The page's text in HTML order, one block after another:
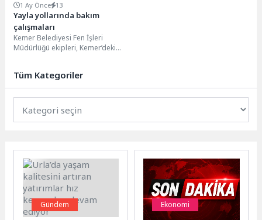
1 Ay Önce 13
Yayla yollarında bakım
çalışmaları
Kemer Belediyesi Fen İşleri
Müdürlüğü ekipleri, Kemer’deki
aylarında...
Tüm Kategoriler
Gündem Ekonomi